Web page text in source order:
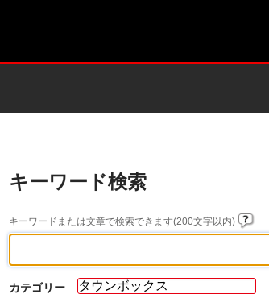
キーワード検索
キーワードまたは文章で検索できます(200文字以内)
カテゴリー